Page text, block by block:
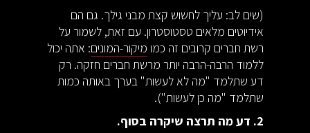
(שים לב: עליך לחשוש קצת מבני גילך. גם הם
אידיוטים מלאים טסטוסטרון. עם זאת, לשמור על
רשת חברים קרובים זה כמו מיקור-המונים: אתה יכול
ללמוד הרבה-הרבה יותר מרשת חברים חזקה. רק
דע שתלמד "מה לא לעשות" בערך באותה כמות
שתלמד "מה כן לעשות").
2. דע מה תרצה שיקרה בסוף.